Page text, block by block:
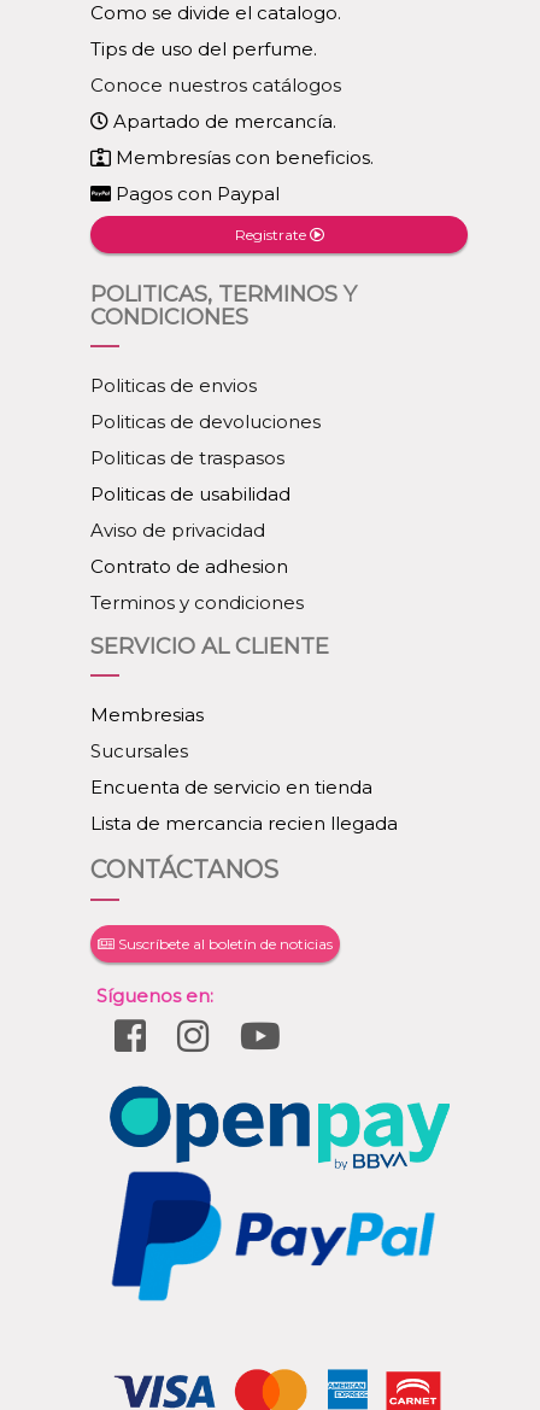
Como se divide el catalogo.
Tips de uso del perfume.
Conoce nuestros catálogos
Apartado de mercancía.
Membresías con beneficios.
Pagos con Paypal
Registrate
POLITICAS, TERMINOS Y
CONDICIONES
Politicas de envios
Politicas de devoluciones
Politicas de traspasos
Politicas de usabilidad
Aviso de privacidad
Contrato de adhesion
Terminos y condiciones
SERVICIO AL CLIENTE
Membresias
Sucursales
Encuenta de servicio en tienda
Lista de mercancia recien llegada
CONTÁCTANOS
Suscríbete al boletín de noticias
Síguenos en: